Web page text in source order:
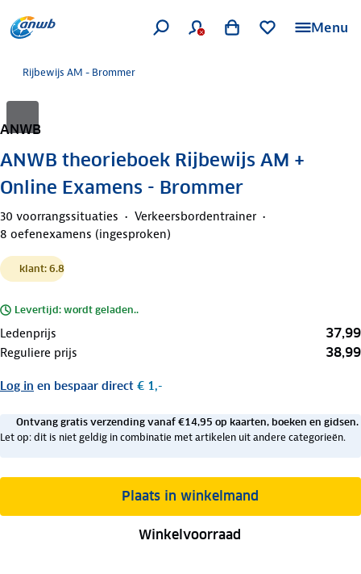
Menu
Rijbewijs AM - Brommer
ANWB
ANWB theorieboek Rijbewijs AM +
Online Examens - Brommer
30 voorrangssituaties
Verkeersbordentrainer
8 oefenexamens (ingesproken)
klant: 6.8
Levertijd: wordt geladen..
Ledenprijs 37,99
Reguliere prijs 38,99
Log in en bespaar direct € 1,-
Ontvang gratis verzending vanaf €14,95 op kaarten, boeken en gidsen.
Let op: dit is niet geldig in combinatie met artikelen uit andere categorieën.
Plaats in winkelmand
Winkelvoorraad